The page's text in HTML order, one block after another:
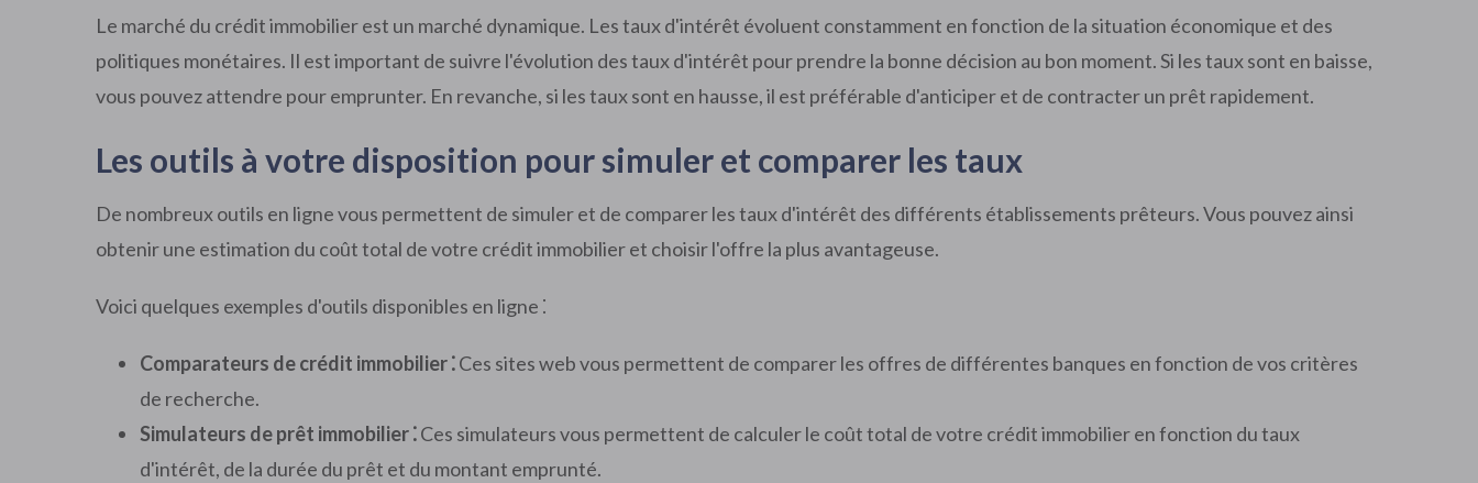
Le marché du crédit immobilier est un marché dynamique. Les taux d'intérêt évoluent constamment en fonction de la situation économique et des
politiques monétaires. Il est important de suivre l'évolution des taux d'intérêt pour prendre la bonne décision au bon moment. Si les taux sont en baisse,
vous pouvez attendre pour emprunter. En revanche, si les taux sont en hausse, il est préférable d'anticiper et de contracter un prêt rapidement.
Les outils à votre disposition pour simuler et comparer les taux
De nombreux outils en ligne vous permettent de simuler et de comparer les taux d'intérêt des différents établissements prêteurs. Vous pouvez ainsi
obtenir une estimation du coût total de votre crédit immobilier et choisir l'offre la plus avantageuse.
Voici quelques exemples d'outils disponibles en ligne ⁚
Comparateurs de crédit immobilier ⁚Ces sites web vous permettent de comparer les offres de différentes banques en fonction de vos critères
de recherche.
Simulateurs de prêt immobilier ⁚Ces simulateurs vous permettent de calculer le coût total de votre crédit immobilier en fonction du taux
d'intérêt, de la durée du prêt et du montant emprunté.